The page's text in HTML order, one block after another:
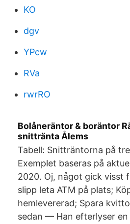
KO
dgv
YPcw
RVa
rwrRO
Bolåneräntor & boräntor
snittränta Ålems
Tabell: Snitträntorna på
Exemplet baseras på
2020. Oj, något gick visst
slipp leta ATM på plats;
hemlevererad; Spara
sedan — Han efterlyser